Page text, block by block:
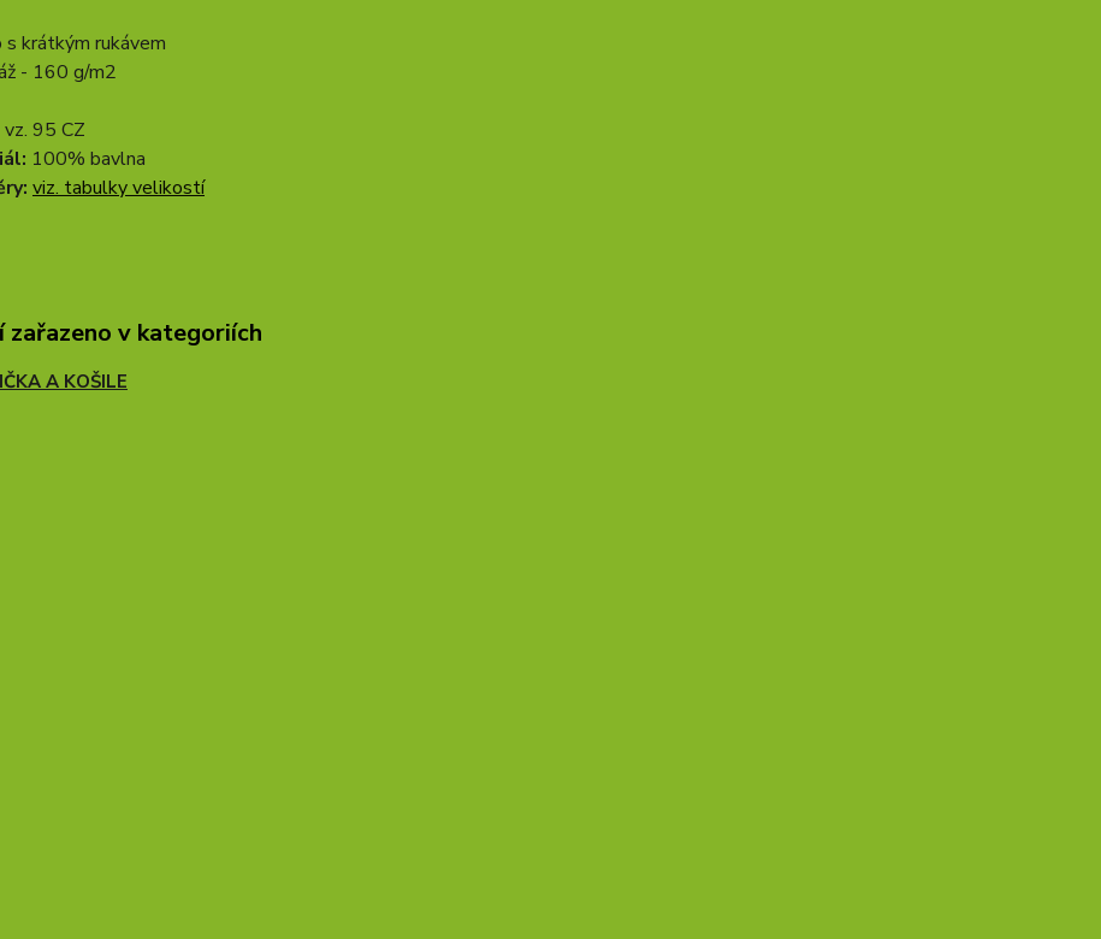
s krátkým rukávem
- 160 g/m2
vz. 95 CZ
100% bavlna
viz. tabulky velikostí
zařazeno v kategoriích
A KOŠILE